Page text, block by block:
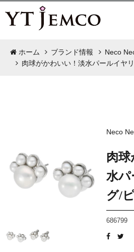
ホーム ブランド情報
Neco
肉球がかわいい！淡水パールイヤ
Neco
肉
水パ
グ/
686799